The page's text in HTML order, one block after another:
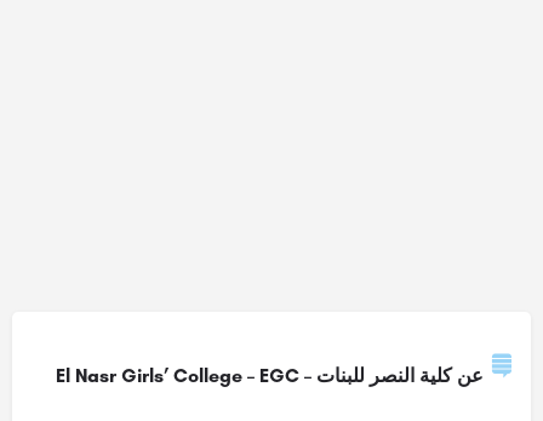
عن كلية النصر للبنات – El Nasr Girls’ College – EGC